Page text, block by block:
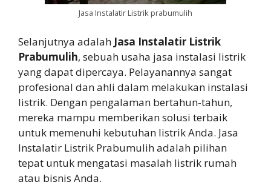
Jasa Instalatir Listrik prabumulih
Selanjutnya adalah Jasa Instalatir Listrik
Prabumulih, sebuah usaha jasa instalasi listrik
yang dapat dipercaya. Pelayanannya sangat
profesional dan ahli dalam melakukan instalasi
listrik. Dengan pengalaman bertahun-tahun,
mereka mampu memberikan solusi terbaik
untuk memenuhi kebutuhan listrik Anda. Jasa
Instalatir Listrik Prabumulih adalah pilihan
tepat untuk mengatasi masalah listrik rumah
atau bisnis Anda.